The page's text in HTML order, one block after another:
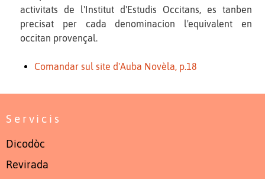
activitats de l'Institut d'Estudis Occitans, es tanben
precisat per cada denominacion l'equivalent en
occitan provençal.
Comandar sul site d'Auba Novèla, p.18
Servicis
Dicodòc
Revirada